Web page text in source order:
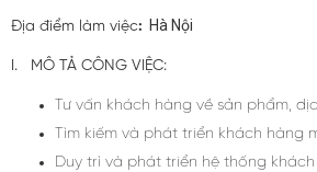
Địa điểm làm việc: Hà Nội
I. MÔ TẢ CÔNG VIỆC:
Tư vấn khách hàng về sản phẩm,
Tìm kiếm và phát triển khách hàng
Duy trì và phát triển hệ thống